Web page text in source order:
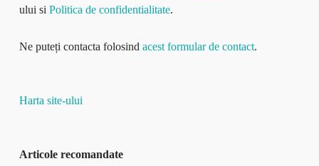
ului si Politica de confidentialitate.
Ne puteți contacta folosind acest formular de contact.
Harta site-ului
Articole recomandate